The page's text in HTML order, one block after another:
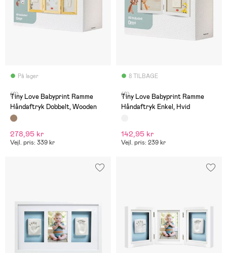
På lager
(0)
Tiny Love Babyprint Ramme
Håndaftryk Dobbelt, Wooden
278,95 kr
Vejl. pris: 339 kr
8 TILBAGE
(0)
Tiny Love Babyprint Ramme
Håndaftryk Enkel, Hvid
142,95 kr
Vejl. pris: 239 kr